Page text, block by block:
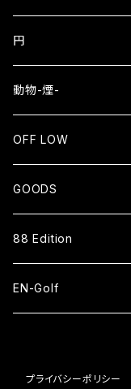
円
EN
長袖Tシャツ
スウェット
動物-煙-
NEKO⇄OKEN
長袖Tシャツ
バッグ
SMOKE WOLF⇄狼煙
EN=猿
OFF LOW
SENTO
長袖Tシャツ
パーカー
ブルゾン
GOODS
CAP
HAT
BAG
88 Edition
ベースボールシャツ
キャップ
EN-Golf
ピステ
PAR109 2H
プライバシーポリシー